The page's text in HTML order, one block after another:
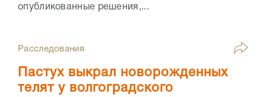
опубликованные решения,...
Расследования
Пастух выкрал новорожденных
телят у волгоградского